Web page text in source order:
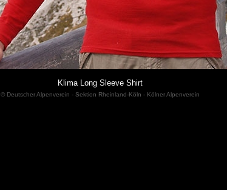
Klima Long Sleeve Shirt
© Deutscher Alpenverein - Sektion Rheinland-Köln - Kölner Alpenverein